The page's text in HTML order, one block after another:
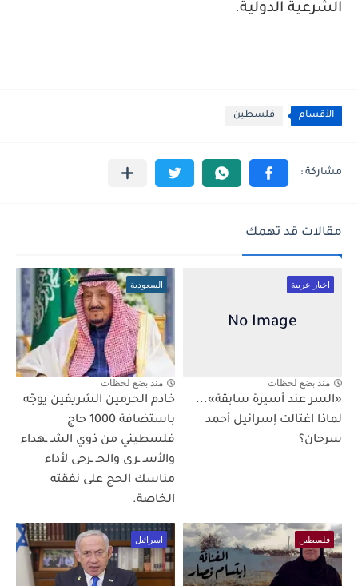
الشرعية الدولية.
الأقسام فلسطين
مقالات قد تهمك
اخبار عربية
منذ بضع لحظات
«السر عند أسيرة سابقة»...
لماذا اغتالت إسرائيل أحمد
سرحان؟
السعودية
منذ بضع لحظات
خادم الحرمين الشريفين يوجّه
باستضافة 1000 حاج
فلسطيني من ذوي الشـ ـهداء
والأسـ ـرى والجـ ـرحى لأداء
مناسك الحج على نفقته
الخاصة.
فلسطين اسرائيل